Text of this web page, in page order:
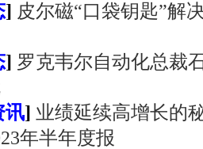
] 皮尔磁“口袋钥匙”解
] 罗克韦尔自动化总裁
讯] 业绩延续高增长的
年半年度报